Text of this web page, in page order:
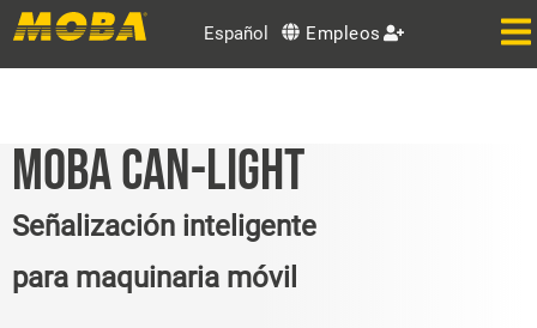
Español Empleos
MOBA CAN-LIGHT
Señalización inteligente
para maquinaria móvil